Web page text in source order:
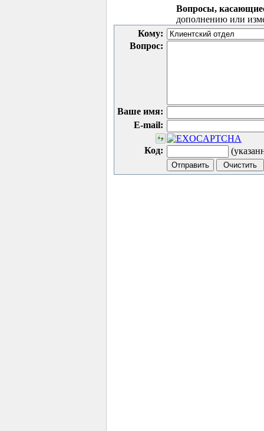
Вопросы,
дополнению или
Кому:
Вопрос:
Ваше имя:
E-mail:
Код: